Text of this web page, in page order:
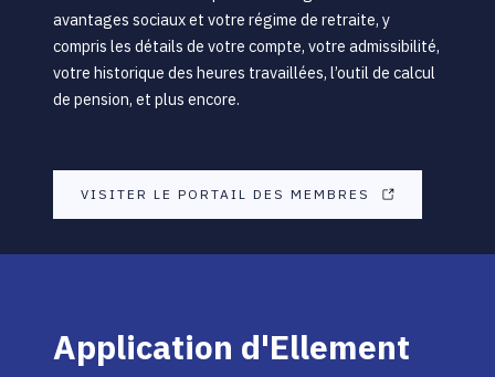
avantages sociaux et votre régime de retraite, y
compris les détails de votre compte, votre admissibilité,
votre historique des heures travaillées, l’outil de calcul
de pension, et plus encore.
VISITER LE PORTAIL DES MEMBRES
Application d'Ellement